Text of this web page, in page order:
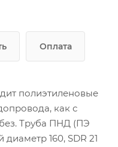
Оплата
полиэтиленовые
как с
Труба ПНД (ПЭ
160, SDR 21